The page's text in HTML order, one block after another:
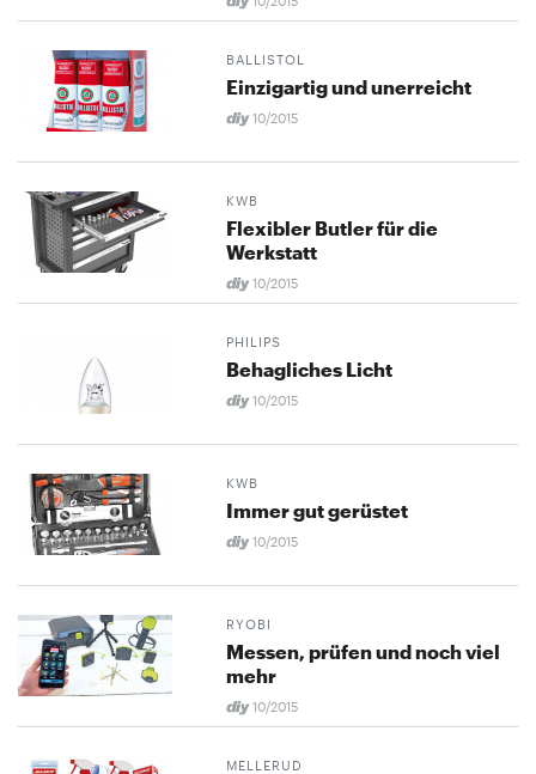
BALLISTOL
Einzigartig und unerreicht
10/2015
KWB
Flexibler Butler für die
Werkstatt
10/2015
PHILIPS
Behagliches Licht
10/2015
KWB
Immer gut gerüstet
10/2015
RYOBI
Messen, prüfen und noch viel
mehr
10/2015
MELLERUD